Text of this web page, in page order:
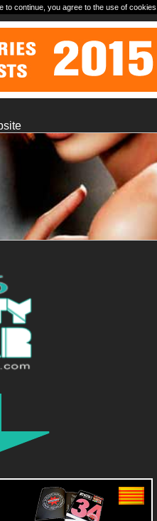
continue, you agree to the use of cookies.